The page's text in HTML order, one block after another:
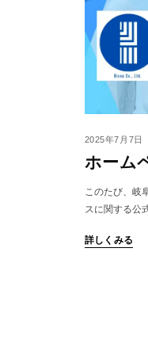
2025年7月7日
ホーム
このたび、岐
スに関する公
詳しくみる